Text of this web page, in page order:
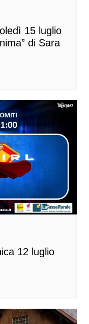
15 luglio
di Sara
12 luglio